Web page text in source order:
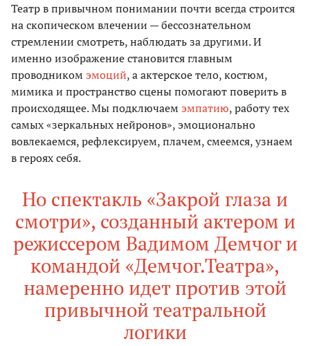
Театр в привычном понимании почти всегда строится
на скопическом влечении — бессознательном
стремлении смотреть, наблюдать за другими. И
именно изображение становится главным
проводникомэмоций, а актерское тело, костюм,
мимика и пространство сцены помогают поверить в
происходящее. Мы подключаемэмпатию, работу тех
самых «зеркальных нейронов», эмоционально
вовлекаемся, рефлексируем, плачем, смеемся, узнаем
в героях себя.
Но спектакль «Закрой глаза и
смотри», созданный актером и
режиссером Вадимом Демчог и
командой «Демчог.Театра»,
намеренно идет против этой
привычной театральной
логики